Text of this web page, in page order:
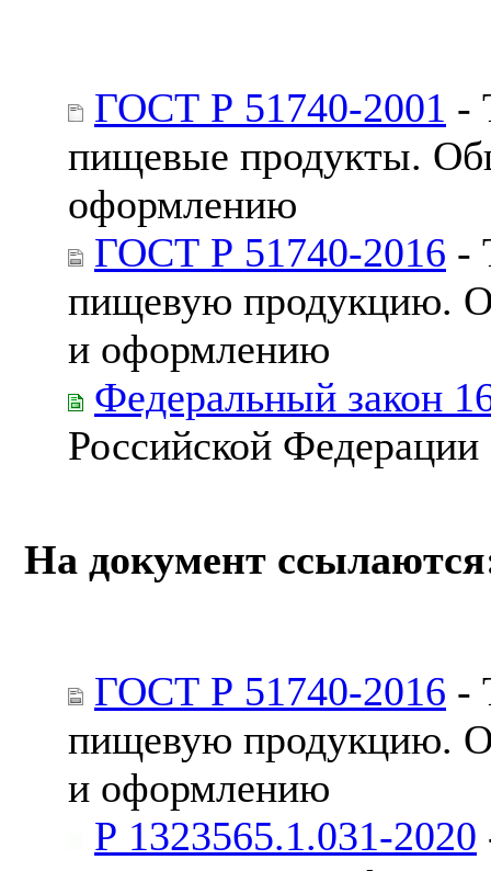
ГОСТ Р 51740-2001 -
пищевые продукты.
оформлению
ГОСТ Р 51740-2016 -
пищевую продукцию.
и оформлению
Федеральный закон
Российской Федерации
На документ
ГОСТ Р 51740-2016 -
пищевую продукцию.
и оформлению
Р 1323565.1.031-2020